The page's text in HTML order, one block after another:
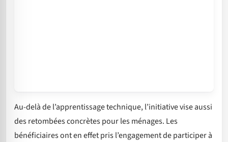
Au-delà de l’apprentissage technique, l’initiative vise aussi
des retombées concrètes pour les ménages. Les
bénéficiaires ont en effet pris l’engagement de participer à